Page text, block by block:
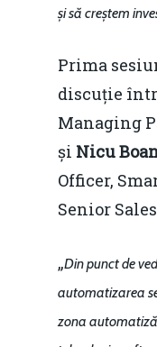
și să creștem
Prima
discuție
Managing
și Nicu
Officer,
Senior
„Din punct de
automatizarea
zona